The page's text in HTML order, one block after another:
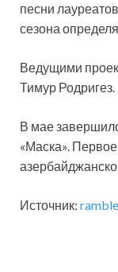
песни
сезона
Ведущими
Тимур Родригез.
В мае
«Маска».
Источник: